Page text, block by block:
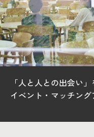
「人と人との出会
イベント・マッチン